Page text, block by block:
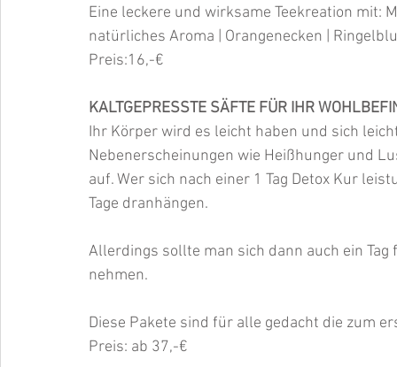
Eine leckere und wirksame Teekreation mit:
natürliches Aroma | Orangenecken |
Preis:16,-€
KALTGEPRESSTE SÄFTE FÜR IHR
Ihr Körper wird es leicht haben und sich
Nebenerscheinungen wie Heißhunger und
auf. Wer sich nach einer 1 Tag Detox Kur
Tage dranhängen.
Allerdings sollte man sich dann auch ein
nehmen.
Diese Pakete sind für alle gedacht die zum
Preis: ab 37,-€